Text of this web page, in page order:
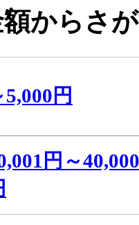
からさ
5,000円
円～40,000